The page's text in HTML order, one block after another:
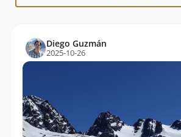
Diego Guzmán
2025-10-26